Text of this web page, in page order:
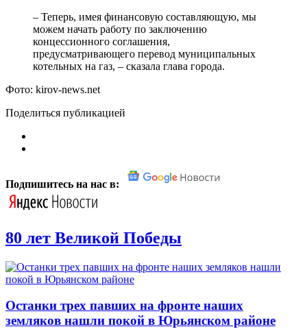
– Теперь, имея финансовую составляющую, мы
можем начать работу по заключению
концессионного соглашения,
предусматривающего перевод муниципальных
котельных на газ, – сказала глава города.
Фото: kirov-news.net
Поделиться публикацией
Подпишитесь на нас в:
80 лет Великой Победы
Останки трех павших на фронте наших
земляков нашли покой в Юрьянском районе